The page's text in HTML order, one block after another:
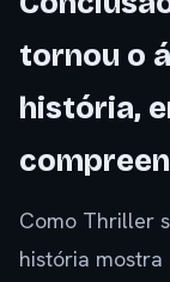
tornou o
história,
Como Thriller
história